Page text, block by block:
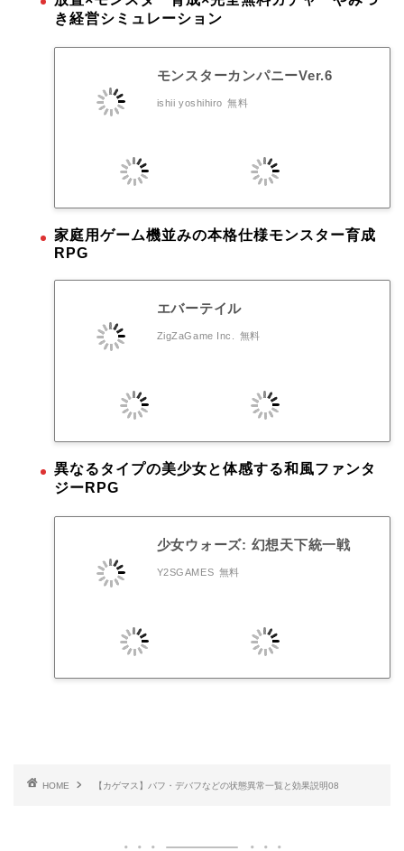
き経営シミュレーション
モンスターカンパニーVer.6
ishii yoshihiro 無料
家庭用ゲーム機並みの本格仕様モンスター育成
RPG
エバーテイル
ZigZaGame Inc. 無料
異なるタイプの美少女と体感する和風ファンタ
ジーRPG
少女ウォーズ: 幻想天下統一戦
Y2SGAMES 無料
HOME 【カゲマス】バフ・デバフなどの状態異常一覧と効果説明08